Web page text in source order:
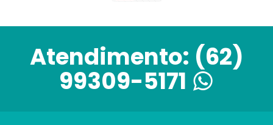
Atendimento: (62)
99309-5171